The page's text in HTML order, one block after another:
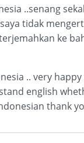
..senang
tidak
ke
.. very
english
thank